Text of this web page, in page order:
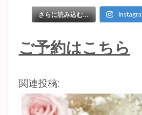
さらに読み込む...
ご予約はこちら
関連投稿: